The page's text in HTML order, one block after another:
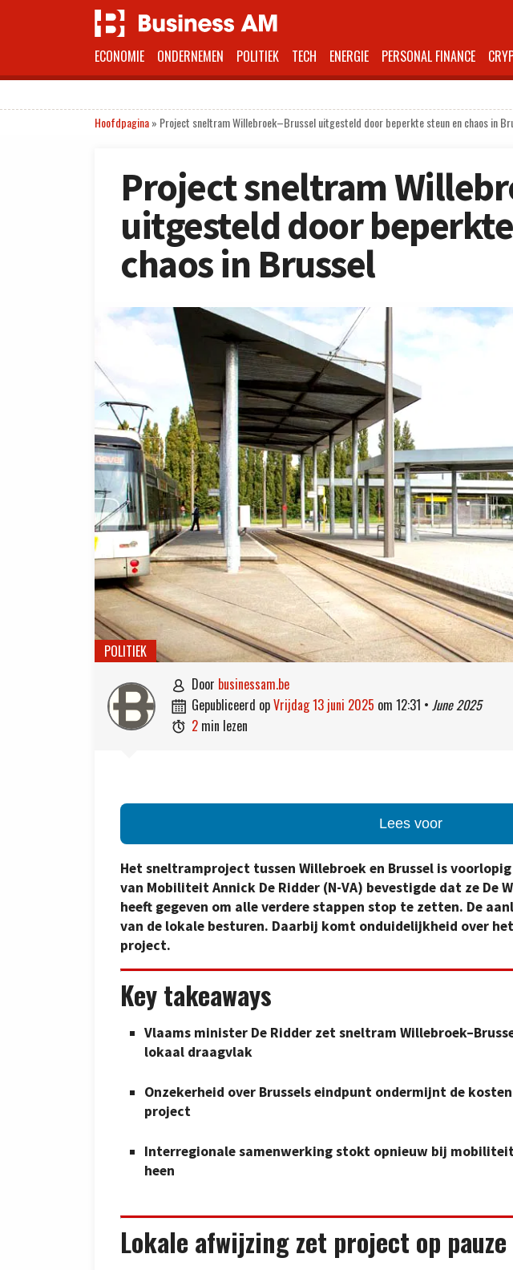
ECONOMIE ONDERNEMEN POLITIEK TECH ENERGIE PERSONAL FINANCE
Hoofdpagina» Project sneltram Willebroek–Brussel uitgesteld door beperkte steun en chaos in
Project sneltram
uitgesteld door
chaos in Brussel
POLITIEK
 door businessam.be
 gepubliceerd op vrijdag 13 juni 2025 om 12:31 • June 2025
 2 min lezen
Lees voor
Het sneltramproject tussen Willebroek en Brussel is
van Mobiliteit Annick De Ridder (N-VA) bevestigde dat ze De
heeft gegeven om alle verdere stappen stop te zetten. De
van de lokale besturen. Daarbij komt onduidelijkheid over
project.
Key takeaways
Vlaams minister De Ridder zet sneltram
lokaal draagvlak
Onzekerheid over Brussels eindpunt ondermijnt de
project
Interregionale samenwerking stokt opnieuw bij
heen
Lokale afwijzing zet project op pauze